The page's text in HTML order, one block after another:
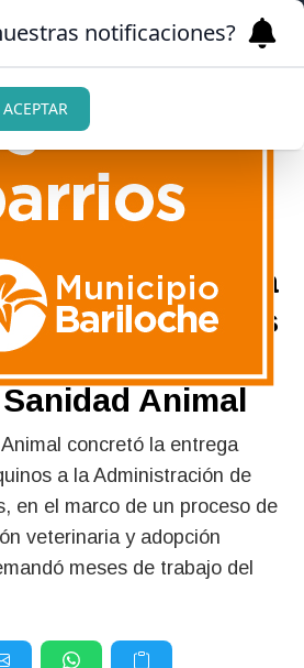
rescatados en la
de Parques
histórica
Animal
concretó la entrega
a la Administración de
en el marco de un proceso de
veterinaria y adopción
meses de trabajo del
notificaciones?
ACEPTAR